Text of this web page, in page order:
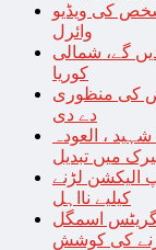
کی ویڈیو
وائرل
گے، شمالی
کوریا
کروڑ ڈالر قرض کی منظوری
دے دی
100 فلسطینی شہید ، العودہ
میں تبدیل
الیکشن لڑنے
کیلیے نااہل
سگریٹس اسمگل
کی کوشش